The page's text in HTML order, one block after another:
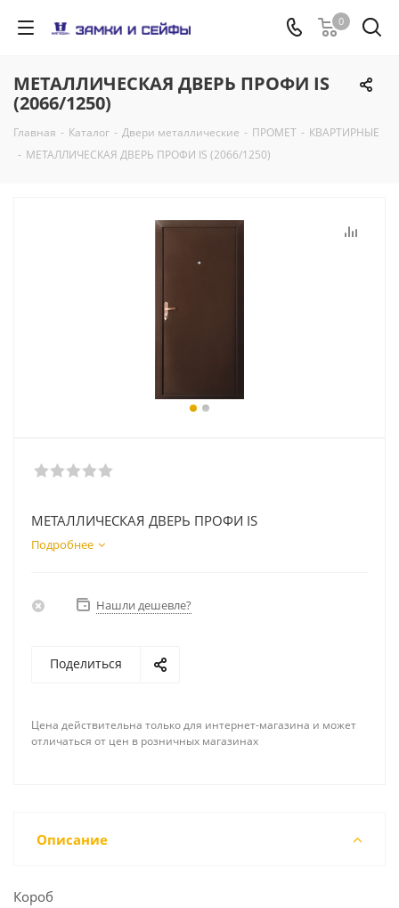
0
МЕТАЛЛИЧЕСКАЯ ДВЕРЬ ПРОФИ IS
(2066/1250)
Главная - Каталог - Двери металлические - ПРОМЕТ - КВАРТИРНЫЕ
- МЕТАЛЛИЧЕСКАЯ ДВЕРЬ ПРОФИ IS (2066/1250)
МЕТАЛЛИЧЕСКАЯ ДВЕРЬ ПРОФИ IS
Подробнее
Нашли дешевле?
Поделиться
Цена действительна только для интернет-магазина и может
отличаться от цен в розничных магазинах
Описание
Короб